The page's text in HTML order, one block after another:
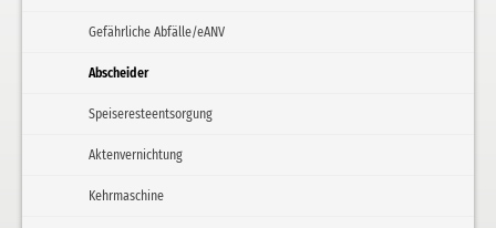
Gefährliche Abfälle/eANV
Abscheider
Speiseresteentsorgung
Aktenvernichtung
Kehrmaschine